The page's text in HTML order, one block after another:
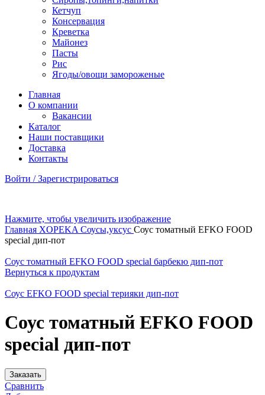
Кетчуп
Консервация
Креветка
Майонез
Пасты
Рис
Ягоды/овощи замороженые
Главная
О компании
Вакансии
Каталог
Наши поставщики
Доставка
Контакты
Войти / Зарегистрироваться
Нажмите, чтобы увеличить изображение
Главная XOPEKA Соусы,уксус Соус томатный EFKO FOOD
special дип-пот
Соус томатный EFKO FOOD special барбекю дип-пот
Вернуться к продуктам
Соус EFKO FOOD special терияки дип-пот
Соус томатный EFKO FOOD
special дип-пот
Заказать
Сравнить